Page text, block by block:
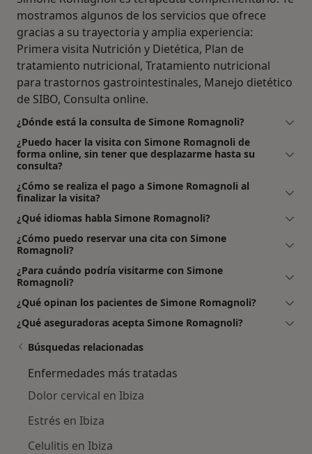
mostramos algunos de los servicios que ofrece
gracias a su trayectoria y amplia experiencia:
Primera visita Nutrición y Dietética, Plan de
tratamiento nutricional, Tratamiento nutricional
para trastornos gastrointestinales, Manejo dietético
de SIBO, Consulta online.
¿Dónde está la consulta de Simone Romagnoli?
¿Puedo hacer la visita con Simone Romagnoli de
forma online, sin tener que desplazarme hasta su
consulta?
¿Cómo se realiza el pago a Simone Romagnoli al
finalizar la visita?
¿Qué idiomas habla Simone Romagnoli?
¿Cómo puedo reservar una cita con Simone
Romagnoli?
¿Para cuándo podría visitarme con Simone
Romagnoli?
¿Qué opinan los pacientes de Simone Romagnoli?
¿Qué aseguradoras acepta Simone Romagnoli?
Búsquedas relacionadas
Enfermedades más tratadas
Dolor cervical en Ibiza
Estrés en Ibiza
Celulitis en Ibiza